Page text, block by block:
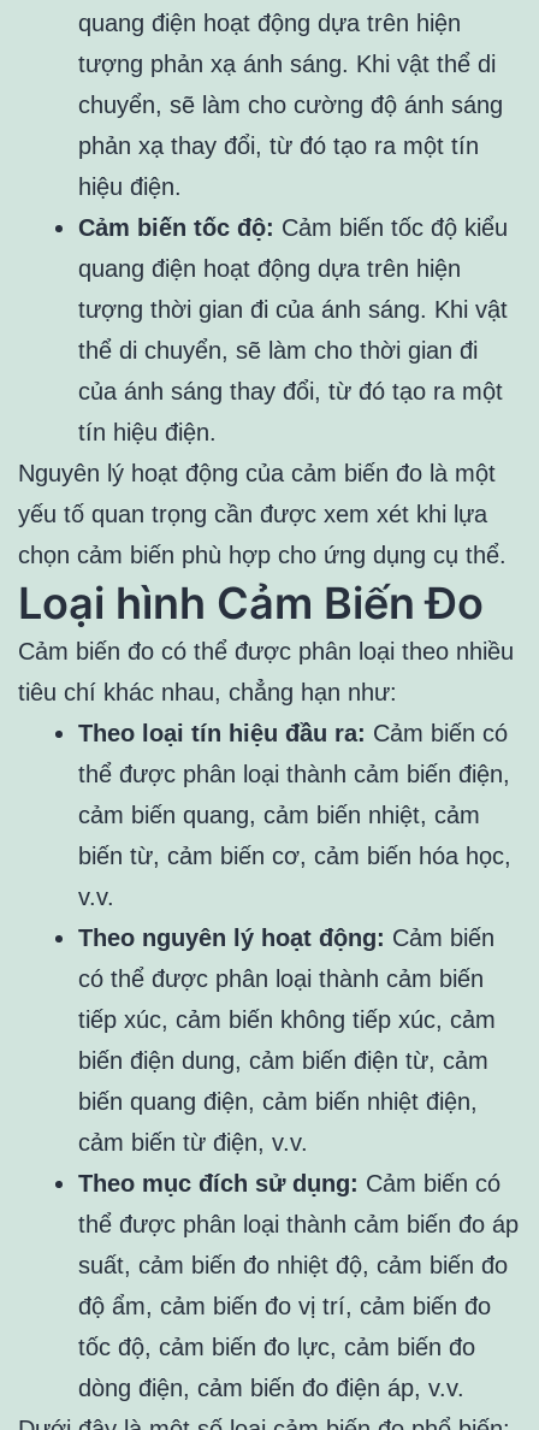
quang điện hoạt động dựa trên hiện
tượng phản xạ ánh sáng. Khi vật thể di
chuyển, sẽ làm cho cường độ ánh sáng
phản xạ thay đổi, từ đó tạo ra một tín
hiệu điện.
Cảm biến tốc độ: Cảm biến tốc độ kiểu
quang điện hoạt động dựa trên hiện
tượng thời gian đi của ánh sáng. Khi vật
thể di chuyển, sẽ làm cho thời gian đi
của ánh sáng thay đổi, từ đó tạo ra một
tín hiệu điện.
Nguyên lý hoạt động của cảm biến đo là một
yếu tố quan trọng cần được xem xét khi lựa
chọn cảm biến phù hợp cho ứng dụng cụ thể.
Loại hình Cảm Biến Đo
Cảm biến đo có thể được phân loại theo nhiều
tiêu chí khác nhau, chẳng hạn như:
Theo loại tín hiệu đầu ra: Cảm biến có
thể được phân loại thành cảm biến điện,
cảm biến quang, cảm biến nhiệt, cảm
biến từ, cảm biến cơ, cảm biến hóa học,
v.v.
Theo nguyên lý hoạt động: Cảm biến
có thể được phân loại thành cảm biến
tiếp xúc, cảm biến không tiếp xúc, cảm
biến điện dung, cảm biến điện từ, cảm
biến quang điện, cảm biến nhiệt điện,
cảm biến từ điện, v.v.
Theo mục đích sử dụng: Cảm biến có
thể được phân loại thành cảm biến đo áp
suất, cảm biến đo nhiệt độ, cảm biến đo
độ ẩm, cảm biến đo vị trí, cảm biến đo
tốc độ, cảm biến đo lực, cảm biến đo
dòng điện, cảm biến đo điện áp, v.v.